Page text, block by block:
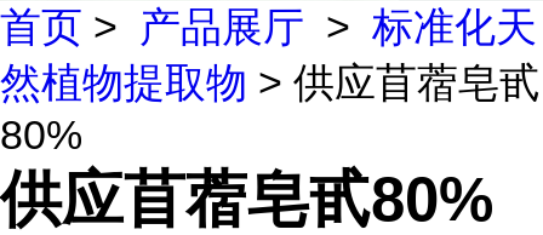
首页 > 产品展厅 > 标准化天
然植物提取物 > 供应苜蓿皂甙
80%
供应苜蓿皂甙80%